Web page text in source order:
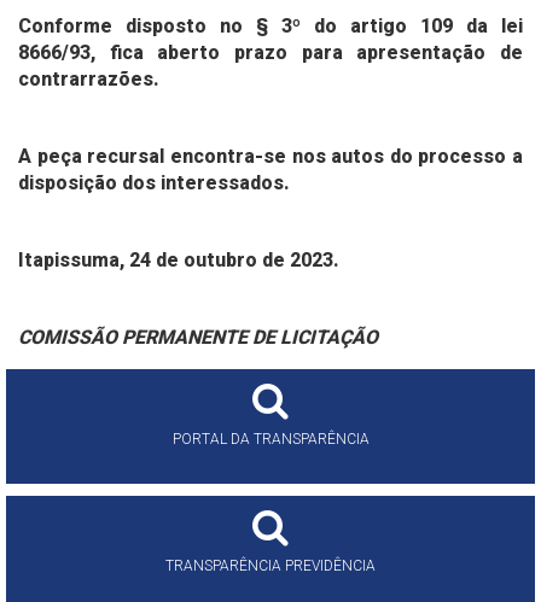
Conforme disposto no § 3º do artigo 109 da lei
8666/93, fica aberto prazo para apresentação de
contrarrazões.
A peça recursal encontra-se nos autos do processo a
disposição dos interessados.
Itapissuma, 24 de outubro de 2023.
COMISSÃO PERMANENTE DE LICITAÇÃO
PORTAL DA TRANSPARÊNCIA
TRANSPARÊNCIA PREVIDÊNCIA